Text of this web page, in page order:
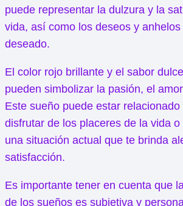
puede representar la dulzura y la
vida, así como los deseos y
deseado.
El color rojo brillante y el sabor
pueden simbolizar la pasión, el
Este sueño puede estar
disfrutar de los placeres de la vida
una situación actual que te brinda
satisfacción.
Es importante tener en cuenta que
de los sueños es subjetiva y